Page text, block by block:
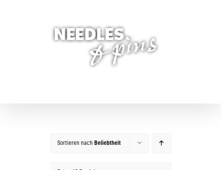
Sortieren nach Beliebtheit